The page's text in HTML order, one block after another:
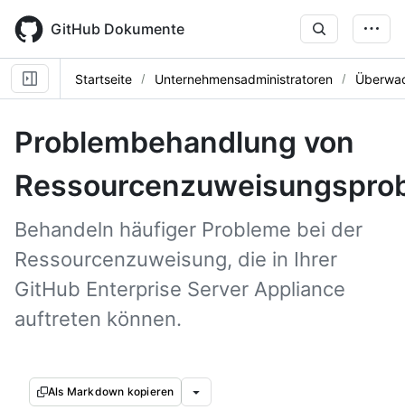
main
content
GitHub Dokumente
Startseite Unternehmensadministratoren
Problembehandlung von
Behandeln häufiger Probleme bei der
Ressourcenzuweisung, die in Ihrer
GitHub Enterprise Server Appliance
auftreten können.
Als Markdown kopieren